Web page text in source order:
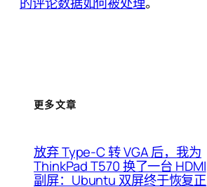
更多文章
放弃 Type-C 转 VGA 后，我为
ThinkPad T570 换了一台 HDMI
副屏：Ubuntu 双屏终于恢复正